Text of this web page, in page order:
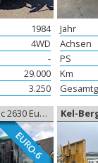
1984
4WD
-
29.000
3.250
Jahr
Achsen
PS
Km
Diesel Joab, Müllfahrzeuge
EURO-6
Kel-